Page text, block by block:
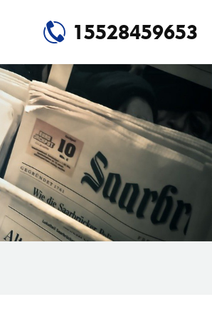
15528459653